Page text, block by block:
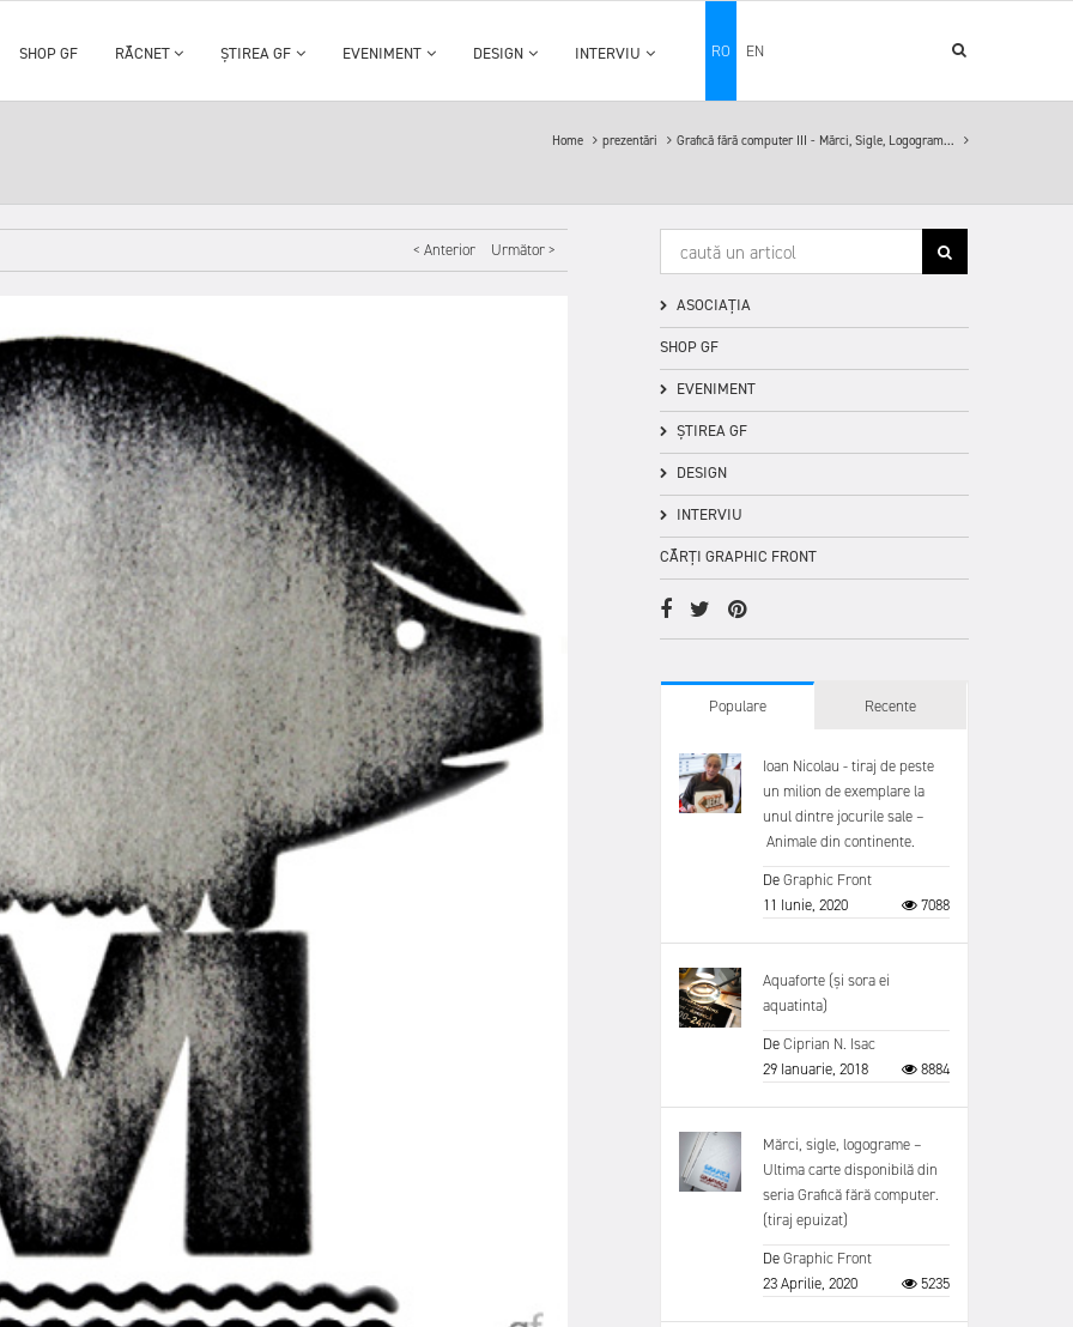
SHOP GF RĂCNET ȘTIREA GF EVENIMENT DESIGN INTERVIU RO EN
Home prezentări Grafică fără computer III - Mărci, Sigle, Logogram...
< Anterior Următor >
ASOCIAȚIA
SHOP GF
EVENIMENT
ȘTIREA GF
DESIGN
INTERVIU
CĂRȚI GRAPHIC FRONT
Populare Recente
Ioan Nicolau - tiraj de peste
un milion de exemplare la
unul dintre jocurile sale –
Animale din continente.
DeGraphic Front
11 Iunie, 2020
7088
Aquaforte (și sora ei
aquatinta)
DeCiprian N. Isac
29 Ianuarie, 2018
8884
Mărci, sigle, logograme –
Ultima carte disponibilă din
seria Grafică fără computer.
(tiraj epuizat)
DeGraphic Front
23 Aprilie, 2020
5235